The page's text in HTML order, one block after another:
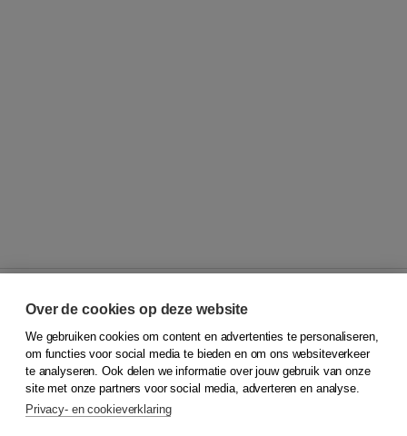
© 2026Koninklijke Boom uitgevers
Klantenservice
Service & informatie
Contact
Over de cookies op deze website
We gebruiken cookies om content en advertenties te personaliseren,
om functies voor social media te bieden en om ons websiteverkeer
te analyseren. Ook delen we informatie over jouw gebruik van onze
site met onze partners voor social media, adverteren en analyse.
Privacy- en cookieverklaring